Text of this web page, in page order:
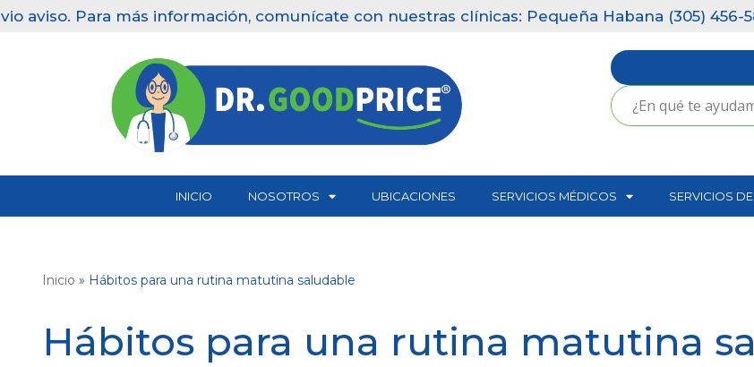
más información, comunícate con nuestras clínicas: Pequeña Habana (305) 456-5846 | Key
INICIO NOSOTROS UBICACIONES SERVICIOS MÉDICOS SERVICIOS
Inicio » Hábitos para una rutina matutina saludable
Hábitos para una rutina matutina